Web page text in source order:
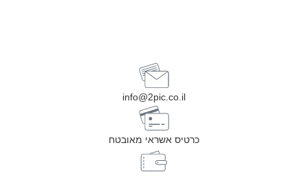
info@2pic.co.il
כרטיס אשראי מאובטח